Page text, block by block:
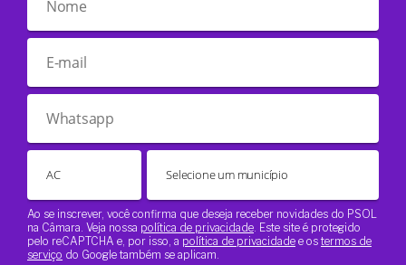
Ao se inscrever, você confirma que deseja receber novidades do PSOL
na Câmara. Veja nossa política de privacidade. Este site é protegido
pelo reCAPTCHA e, por isso, a política de privacidade e os termos de
serviço do Google também se aplicam.